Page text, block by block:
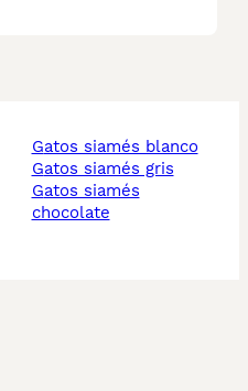
gatos siamés blanco
gatos siamés gris
gatos siamés
chocolate